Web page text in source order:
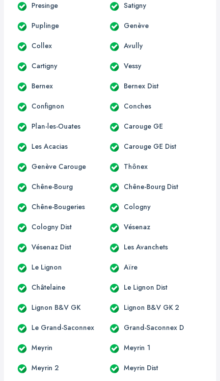
Presinge Satigny
Puplinge Genève
Collex Avully
Cartigny Vessy
Bernex Bernex Dist
Confignon Conches
Plan-les-Ouates Carouge GE
Les Acacias Carouge GE Dist
Genève Carouge Thônex
Chêne-Bourg Chêne-Bourg Dist
Chêne-Bougeries Cologny
Cologny Dist Vésenaz
Vésenaz Dist Les Avanchets
Le Lignon Aïre
Châtelaine Le Lignon Dist
Lignon B&V GK Lignon B&V GK 2
Le Grand-Saconnex Grand-Saconnex D
Meyrin Meyrin 1
Meyrin 2 Meyrin Dist